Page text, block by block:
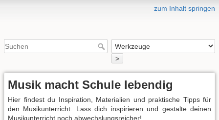
zum Inhalt springen
>
Musik macht Schule lebendig
Hier findest du Inspiration, Materialien und praktische Tipps für
den Musikunterricht. Lass dich inspirieren und gestalte deinen
Musikunterricht noch abwechslungsreicher!